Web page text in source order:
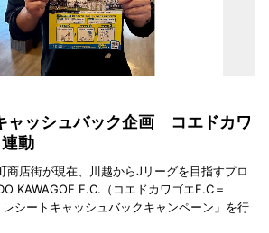
ャッシュバック企画 コエドカワ
動
商店街が現在、川越からJリーグを目指すプロ
KAWAGOE F.C.（コエドカワゴエF.C＝
シートキャッシュバックキャンペーン」を行